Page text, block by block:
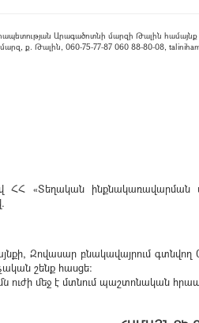
Արագածոտնի մարզի Թալին համայնք
ք. Թալին, 060-75-77-87 060 88-80-08,
ՀՀ «Տեղական ինքնակառավարման
Զովասար բնակավայրում
շենք հասցե:
ուժի մեջ է մտնում պաշտոնական